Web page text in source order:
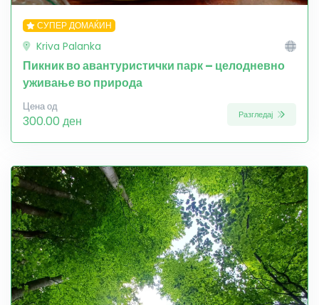
СУПЕР ДОМАЌИН
Kriva Palanka
Пикник во авантуристички парк – целодневно
уживање во природа
Цена од
300.00 ден Разгледај